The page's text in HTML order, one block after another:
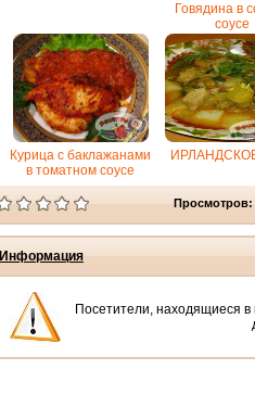
Говядина в
соусе
Курица с баклажанами
в томатном соусе
Информация
Посетители, находящиеся в